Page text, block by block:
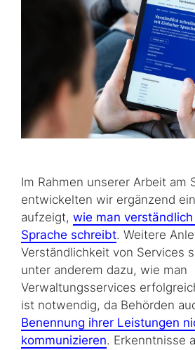
Im Rahmen unserer Arbeit am
entwickelten wir ergänzend
aufzeigt, wie man
Sprache schreibt. Weitere
Verständlichkeit von Services
unter anderem dazu, wie man
Verwaltungsservices
ist notwendig, da Behörden
Benennung ihrer Leistungen
kommunizieren. Erkenntnisse